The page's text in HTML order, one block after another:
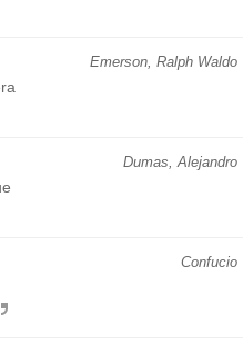
Emerson, Ralph Waldo
Dumas, Alejandro
Confucio